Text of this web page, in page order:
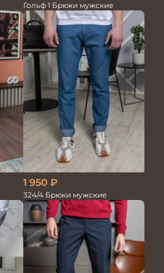
Гольф 1 Брюки мужские
1 950 ₽
324/4 Брюки мужские